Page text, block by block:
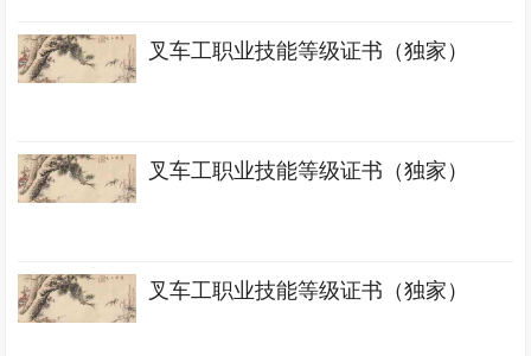
叉车工职业技能等级证书（独家）
叉车工职业技能等级证书（独家）
叉车工职业技能等级证书（独家）